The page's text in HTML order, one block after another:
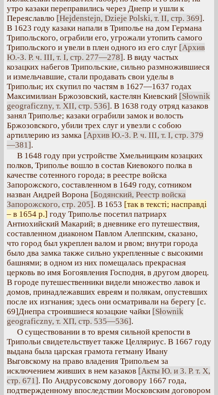
утро казаки переправились через Днепр и ушли к
Переяславлю [Hejdenstejn, Dzieje Polski, т. II, стр. 369].
В 1623 году казаки напали в Триполье на дом Германа
Трипольского, ограбили его, угрожали утопить самого
Трипольского и увели в плен одного из его слуг [Архив
Ю.-З. Р. ч. III, т. I, стр. 277—278]. В виду частых
козацких набегов Трипольские, сильно размножившиеся
и измельчавшие, стали продавать свои уделы в
Трипольи; их скупил по частям в 1627—1637 годах
Максимилиан Бржозовский, кастелян Киевский [Słownik
geograficzny, т. XII, стр. 536]. В 1638 году отряд казаков
занял Триполье; казаки ограбили замок и волость
Бржозовского, убили трех слуг и увезли с собою
артиллерию из замка [Архив Ю.-З. Р. ч. III, т. I, стр. 379
—381].
В 1648 году при устройстве Хмельницким козацких
полков, Триполье вошло в состав Киевокого полка в
качестве сотенного города; в реестре войска
Запорожского, составленном в 1649 году, сотником
назван Андрей Ворона [Бодянский, Реестр войска
Запорожского, стр. 205]. В 1653 [так в тексті; насправді
– в 1654 р.] году Триполье посетил патриарх
Антиохийский Макарий; в дневнике его путешествия,
составленном диаконом Павлом Алеппским, сказано,
что город был укреплен валом и рвом; внутри города
было два замка также сильно укрепленные с высокими
башнями; в одном из них помещалась прекрасная
церковь во имя Богоявления Господня, в другом дворец.
В городе путешественники видели множество лавок и
домов, принадлежавших евреям и полякам, опустевших
после их изгнания; здесь они осматривали на берегу [с.
69]Днепра строившиеся козацкие чайки [Słownik
geograficzny, т. ХП, стр. 535—536].
О существовании в то время сильной крепости в
Трипольи свидетельствует также Целляриус. В 1667 году
выдана была царская грамота гетману Ивану
Выговскому на право владения Трипольем за
исключением живших в нем казаков [Акты Ю. и 3. Р. т. X,
стр. 671]. По Андрусовскому договору 1667 года,
подтвержденному впоследствии Московским договором